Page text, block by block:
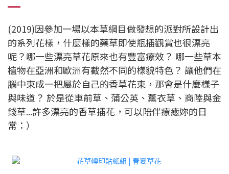
(2019)因參加一場以本草綱目做發想的派對所設計出
的系列花樣，什麼樣的藥草即使瓶插觀賞也很漂亮
呢？哪一些漂亮草花原來也有豐富療效？ 哪一些草本
植物在亞洲和歐洲有截然不同的樣貌特色？ 讓他們在
腦中束成一把屬於自己的香草花束，那會是什麼樣子
與味道？ 於是從車前草、蒲公英、薰衣草、商陸與金
錢草...許多漂亮的香草插花，可以陪伴療癒妳的日
常：）